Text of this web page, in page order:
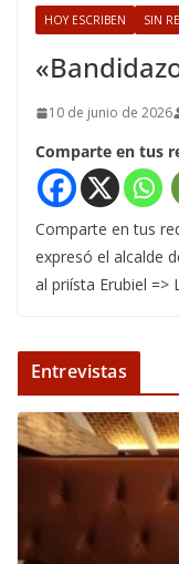
HOY ESCRIBEN SIN
10 de junio de 2026
Comparte en tus
Comparte en tus
expresó el alcalde
al priísta Erubiel =>
Entrevistas